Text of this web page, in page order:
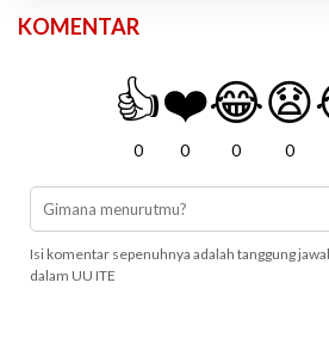
KOMENTAR
👍
0
❤️
0
😂
0
😧
0
Isi komentar sepenuhnya adalah tanggung
dalam UU ITE